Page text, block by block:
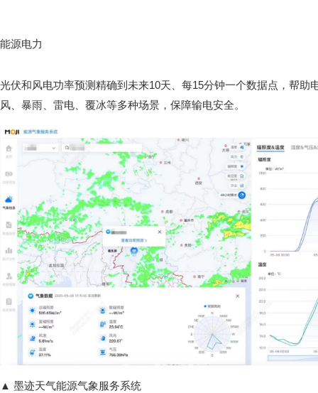
能源电力
光伏和风电功率预测精确到未来10天、每15分钟一个数据点，帮助
风、暴雨、雷电、覆冰等多种场景，保障输电安全。
▲ 墨迹天气能源气象服务系统